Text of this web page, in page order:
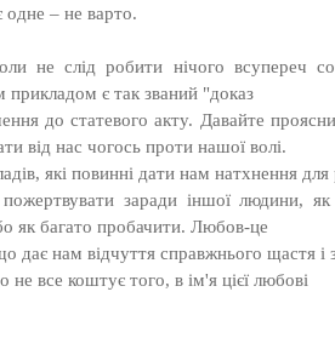
одне – не варто.
не слід робити нічого всупереч
є так званий "доказ
до статевого акту. Давайте
від нас чогось проти нашої волі.
які повинні дати нам натхнення для
заради іншої людини,
як багато пробачити. Любов-це
дає нам відчуття справжнього щастя і
не все коштує того, в ім'я цієї любові